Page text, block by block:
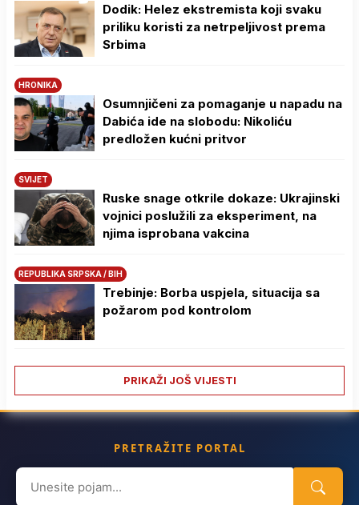
Dodik: Helez ekstremista koji svaku
priliku koristi za netrpeljivost prema
Srbima
HRONIKA
Osumnjičeni za pomaganje u napadu na
Dabića ide na slobodu: Nikoliću
predložen kućni pritvor
SVIJET
Ruske snage otkrile dokaze: Ukrajinski
vojnici poslužili za eksperiment, na
njima isprobana vakcina
REPUBLIKA SRPSKA / BIH
Trebinje: Borba uspjela, situacija sa
požarom pod kontrolom
PRIKAŽI JOŠ VIJESTI
PRETRAŽITE PORTAL
Search
for: